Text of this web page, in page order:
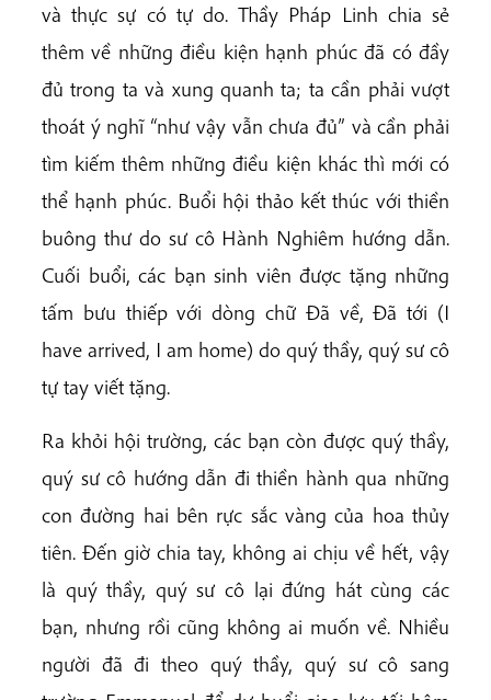
và thực sự có tự do. Thầy Pháp Linh chia sẻ
thêm về những điều kiện hạnh phúc đã có đầy
đủ trong ta và xung quanh ta; ta cần phải vượt
thoát ý nghĩ “như vậy vẫn chưa đủ” và cần phải
tìm kiếm thêm những điều kiện khác thì mới có
thể hạnh phúc. Buổi hội thảo kết thúc với thiền
buông thư do sư cô Hành Nghiêm hướng dẫn.
Cuối buổi, các bạn sinh viên được tặng những
tấm bưu thiếp với dòng chữ Đã về, Đã tới (I
have arrived, I am home) do quý thầy, quý sư cô
tự tay viết tặng.
Ra khỏi hội trường, các bạn còn được quý thầy,
quý sư cô hướng dẫn đi thiền hành qua những
con đường hai bên rực sắc vàng của hoa thủy
tiên. Đến giờ chia tay, không ai chịu về hết, vậy
là quý thầy, quý sư cô lại đứng hát cùng các
bạn, nhưng rồi cũng không ai muốn về. Nhiều
người đã đi theo quý thầy, quý sư cô sang